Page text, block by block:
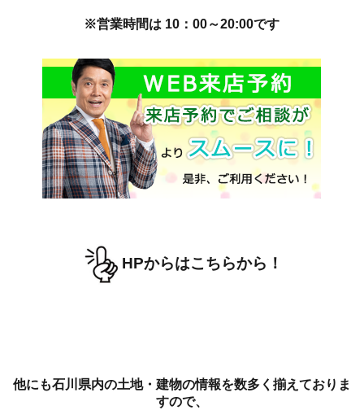
※営業時間は 10：00～20:00です
HPからはこちらから！
他にも石川県内の土地・建物の情報を数多く揃えておりま
すので、